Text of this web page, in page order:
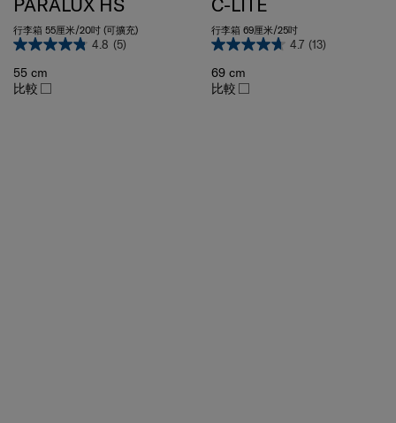
行李箱 55厘米/20吋 (可擴充)
4.8 (5)
55 cm
比較
行李箱 69厘米/25吋
4.7
69 cm
比較